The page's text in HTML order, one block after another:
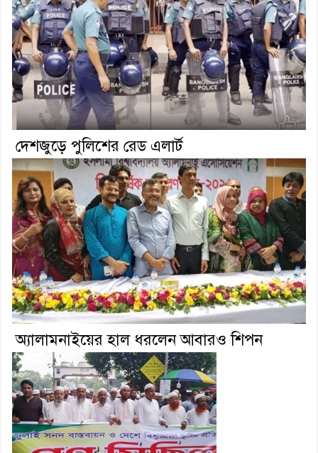
দেশজুড়ে পুলিশের রেড এলার্ট
অ্যালামনাইয়ের হাল ধরলেন আবারও শিপন